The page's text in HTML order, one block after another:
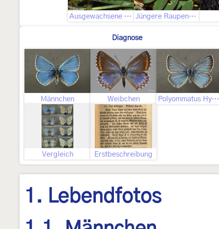
Ausgewachsene Raupe Jüngere Raupenstadien
Diagnose
Männchen Weibchen Polyommatus Hybrid polonus
Vergleich Erstbeschreibung
1. Lebendfotos